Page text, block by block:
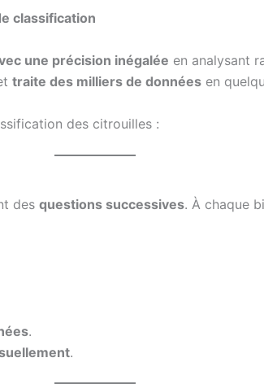
classification
une précision inégalée en analysant
traite des milliers de données en
des citrouilles :
des questions successives. À chaque
.
.